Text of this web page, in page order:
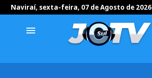
Naviraí, sexta-feira, 07 de Agosto de 2026
menu